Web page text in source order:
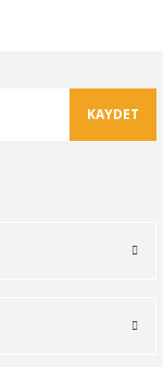
KAYDET